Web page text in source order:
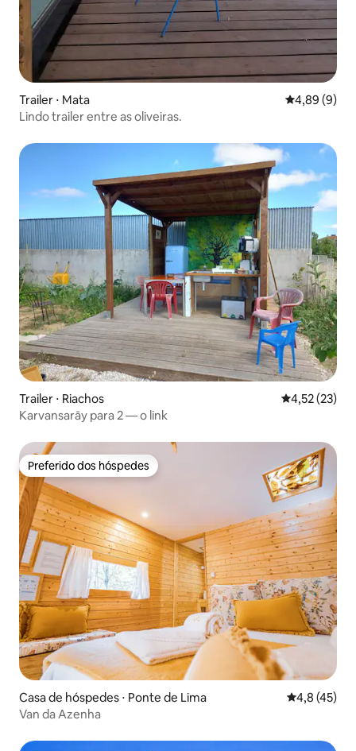
Trailer ⋅ Mata 4,89 de uma
4,89 (9)
Lindo trailer entre as oliveiras.
Trailer ⋅ Riachos 4,52 de uma
4,52 (23)
Karvansarāy para 2 — o link
Preferido dos hóspedes
Preferido dos hóspedes
Casa de hóspedes ⋅ Ponte de Lima 4,8 de uma
4,8 (45)
Van da Azenha